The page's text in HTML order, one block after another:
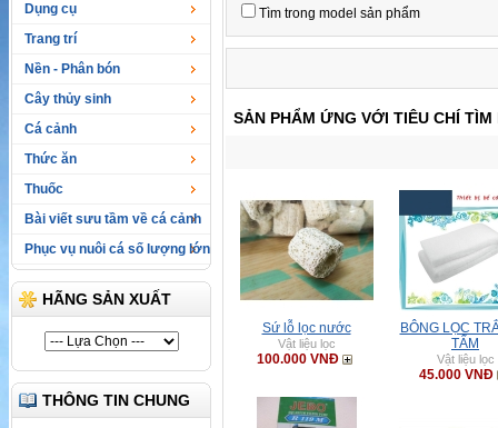
Dụng cụ
Trang trí
Nền - Phân bón
Cây thủy sinh
Cá cảnh
Thức ăn
Thuốc
Bài viết sưu tầm về cá cảnh
Phục vụ nuôi cá số lượng lớn
HÃNG SẢN XUẤT
THÔNG TIN CHUNG
Tìm trong model sản phẩm
SẢN PHẨM ỨNG VỚI TIÊU CHÍ TÌM
Sứ lỗ lọc nước
Vật liệu lọc
100.000 VNĐ
BÔNG LỌC
TẤM
Vật liệu lọc
45.000 VNĐ